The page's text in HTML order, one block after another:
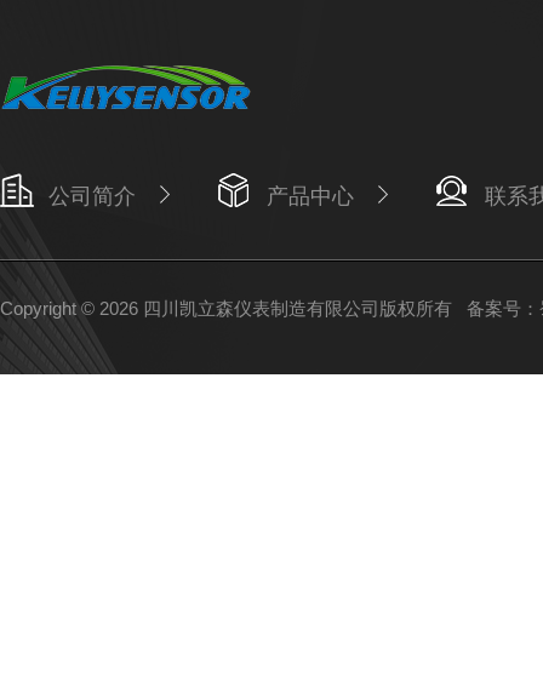
公司简介 产品中心 联系
Copyright © 2026 四川凯立森仪表制造有限公司版权所有 备案号：